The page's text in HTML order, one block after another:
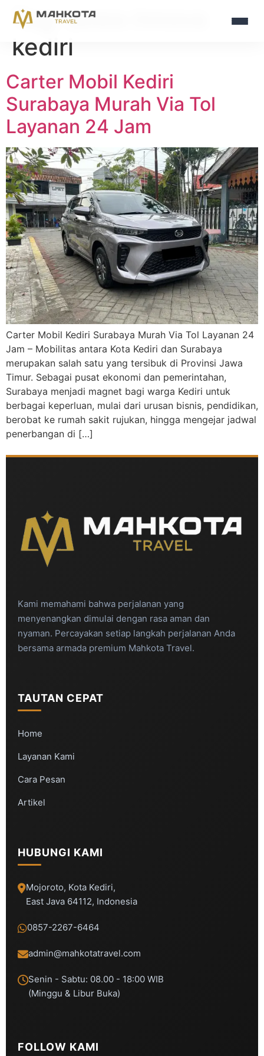
Tag:sewa innova
kediri
Carter Mobil Kediri
Surabaya Murah Via Tol
Layanan 24 Jam
Carter Mobil Kediri Surabaya Murah Via Tol Layanan 24
Jam – Mobilitas antara Kota Kediri dan Surabaya
merupakan salah satu yang tersibuk di Provinsi Jawa
Timur. Sebagai pusat ekonomi dan pemerintahan,
Surabaya menjadi magnet bagi warga Kediri untuk
berbagai keperluan, mulai dari urusan bisnis, pendidikan,
berobat ke rumah sakit rujukan, hingga mengejar jadwal
penerbangan di […]
Kami memahami bahwa perjalanan yang
menyenangkan dimulai dengan rasa aman dan
nyaman. Percayakan setiap langkah perjalanan Anda
bersama armada premium Mahkota Travel.
TAUTAN CEPAT
Home
Layanan Kami
Cara Pesan
Artikel
HUBUNGI KAMI
Mojoroto, Kota Kediri,
East Java 64112, Indonesia
0857-2267-6464
admin@mahkotatravel.com
Senin - Sabtu: 08.00 - 18:00 WIB
(Minggu & Libur Buka)
FOLLOW KAMI